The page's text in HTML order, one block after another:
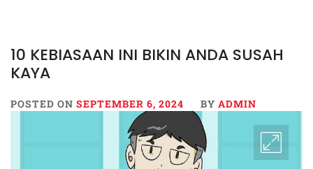
10 KEBIASAAN INI BIKIN ANDA SUSAH
KAYA
POSTED ON SEPTEMBER 6, 2024 BY ADMIN